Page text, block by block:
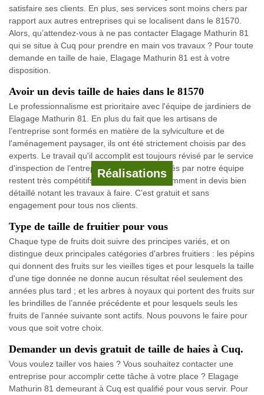
Réalisations
satisfaire ses clients. En plus, ses services sont moins chers par
rapport aux autres entreprises qui se localisent dans le 81570.
Alors, qu’attendez-vous à ne pas contacter Elagage Mathurin 81
qui se situe à Cuq pour prendre en main vos travaux ? Pour toute
demande en taille de haie, Elagage Mathurin 81 est à votre
disposition.
Avoir un devis taille de haies dans le 81570
Le professionnalisme est prioritaire avec l'équipe de jardiniers de
Elagage Mathurin 81. En plus du fait que les artisans de
l’entreprise sont formés en matière de la sylviculture et de
l'aménagement paysager, ils ont été strictement choisis par des
experts. Le travail qu'il accomplit est toujours révisé par le service
d'inspection de l’entreprise. Les prix proposés par notre équipe
restent très compétitifs. Vous obtenez évidemment in devis bien
détaillé notant les travaux à faire. C’est gratuit et sans
engagement pour tous nos clients.
Type de taille de fruitier pour vous
Chaque type de fruits doit suivre des principes variés, et on
distingue deux principales catégories d'arbres fruitiers : les pépins
qui donnent des fruits sur les vieilles tiges et pour lesquels la taille
d'une tige donnée ne donne aucun résultat réel seulement des
années plus tard ; et les arbres à noyaux qui portent des fruits sur
les brindilles de l’année précédente et pour lesquels seuls les
fruits de l’année suivante sont actifs. Nous pouvons le faire pour
vous que soit votre choix.
Demander un devis gratuit de taille de haies à Cuq.
Vous voulez tailler vos haies ? Vous souhaitez contacter une
entreprise pour accomplir cette tâche à votre place ? Elagage
Mathurin 81 demeurant à Cuq est qualifié pour vous servir. Pour